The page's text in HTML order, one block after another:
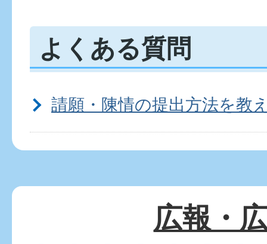
よくある質問
請願・陳情の提出方法を教
広報・